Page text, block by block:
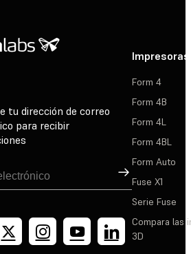
tu dirección de correo
para recibir
Suscribirse
Impresoras
Form 4
Form 4B
Form 4L
Form 4BL
Form Auto
Fuse X1
Serie Fuse
Compara las
3D